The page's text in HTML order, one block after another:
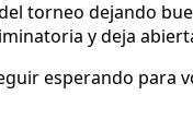
torneo dejando
y deja
esperando para